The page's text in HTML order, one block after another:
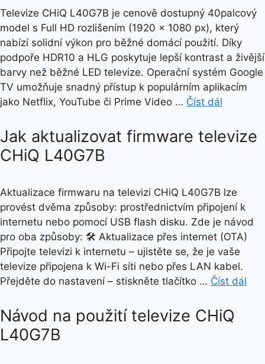
Televize CHiQ L40G7B je cenově dostupný 40palcový
model s Full HD rozlišením (1920 × 1080 px), který
nabízí solidní výkon pro běžné domácí použití. Díky
podpoře HDR10 a HLG poskytuje lepší kontrast a živější
barvy než běžné LED televize. Operační systém Google
TV umožňuje snadný přístup k populárním aplikacím
jako Netflix, YouTube či Prime Video … Číst dál
Jak aktualizovat firmware televize
CHiQ L40G7B
Aktualizace firmwaru na televizi CHiQ L40G7B lze
provést dvěma způsoby: prostřednictvím připojení k
internetu nebo pomocí USB flash disku. Zde je návod
pro oba způsoby: 🛠️ Aktualizace přes internet (OTA)
Připojte televizi k internetu – ujistěte se, že je vaše
televize připojena k Wi-Fi síti nebo přes LAN kabel.
Přejděte do nastavení – stiskněte tlačítko … Číst dál
Návod na použití televize CHiQ
L40G7B